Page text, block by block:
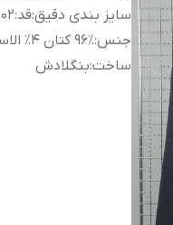
سایز بندی دقیق:قد:۱۰۲ سانتر❌دور کمر: ۸۰ سانتر❌دور ران:۵۴ سانتر
جنس:۹۶٪ کتان ۴٪ الاستین
ساخت:بنگلادش